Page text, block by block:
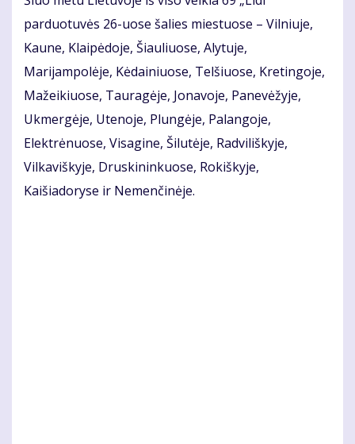
parduotuvės 26-uose šalies miestuose – Vilniuje,
Kaune, Klaipėdoje, Šiauliuose, Alytuje,
Marijampolėje, Kėdainiuose, Telšiuose, Kretingoje,
Mažeikiuose, Tauragėje, Jonavoje, Panevėžyje,
Ukmergėje, Utenoje, Plungėje, Palangoje,
Elektrėnuose, Visagine, Šilutėje, Radviliškyje,
Vilkaviškyje, Druskininkuose, Rokiškyje,
Kaišiadoryse ir Nemenčinėje.